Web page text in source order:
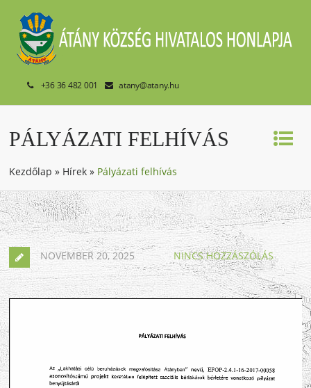
+36 36 482 001 atany@atany.hu
PÁLYÁZATI FELHÍVÁS
Kezdőlap » Hírek » Pályázati felhívás
NOVEMBER 20, 2025 NINCS HOZZÁSZÓLÁS